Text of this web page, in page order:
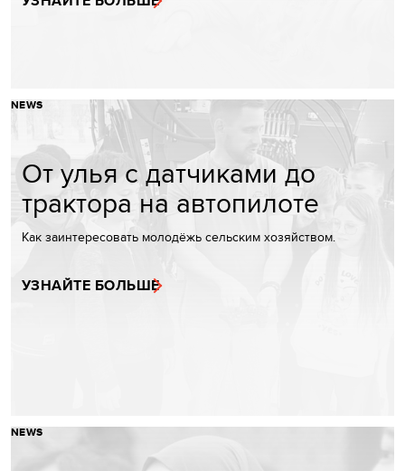
NEWS
От улья с датчиками до
трактора на автопилоте
Как заинтересовать молодёжь сельским хозяйством.
УЗНАЙТЕ БОЛЬШЕ
NEWS